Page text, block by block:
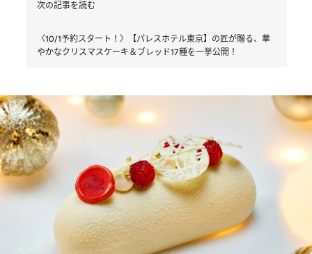
次の記事を読む
〈10/1予約スタート！〉【パレスホテル東京】の匠が贈る、華
やかなクリスマスケーキ＆ブレッド17種を一挙公開！